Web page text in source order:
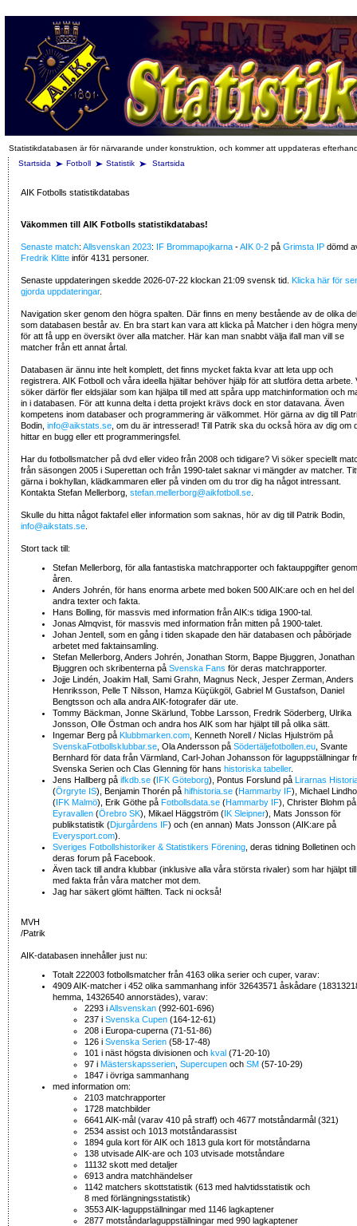
Statistikdatabasen är för närvarande under konstruktion, och kommer att uppdateras
Startsida
Fotboll Statistik Startsida
AIK Fotbolls statistikdatabas
Väkommen till AIK Fotbolls statistikdatabas!
Senaste match: Allsvenskan 2023: IF Brommapojkarna -AIK 0-2 på Grimsta IP dömd
Fredrik Klitte inför 4131 personer.
Senaste uppdateringen skedde 2026-07-22 klockan 21:09 svensk tid. Klicka här för
gjorda uppdateringar.
Navigation sker genom den högra spalten. Där finns en meny bestående av de olika
som databasen består av. En bra start kan vara att klicka på Matcher i den högra
för att få upp en översikt över alla matcher. Här kan man snabbt välja ifall man vill se
matcher från ett annat årtal.
Databasen är ännu inte helt komplett, det finns mycket fakta kvar att leta upp och
registrera. AIK Fotboll och våra ideella hjältar behöver hjälp för att slutföra detta arbete.
söker därför fler eldsjälar som kan hjälpa till med att spåra upp matchinformation och
in i databasen. För att kunna delta i detta projekt krävs dock en stor datavana. Även
kompetens inom databaser och programmering är välkommet. Hör gärna av dig till
Bodin, info@aikstats.se , om du är intresserad! Till Patrik ska du också höra av dig om
hittar en bugg eller ett programmeringsfel.
Har du fotbollsmatcher på dvd eller video från 2008 och tidigare? Vi söker speciellt
från säsongen 2005 i Superettan och från 1990-talet saknar vi mängder av matcher.
gärna i bokhyllan, klädkammaren eller på vinden om du tror dig ha något intressant.
Kontakta Stefan Mellerborg, stefan.mellerborg@aikfotboll.se
Skulle du hitta något faktafel eller information som saknas, hör av dig till Patrik Bodin,
info@aikstats.se
Stort tack till:
Stefan Mellerborg, för alla fantastiska matchrapporter och faktauppgifter genom
åren.
Anders Johrén, för hans enorma arbete med boken 500 AIK:are och en hel del
andra texter och fakta.
Hans Bolling, för massvis med information från AIK:s tidiga 1900-tal.
Jonas Almqvist, för massvis med information från mitten på 1900-talet.
Johan Jentell, som en gång i tiden skapade den här databasen och påbörjade
arbetet med faktainsamling.
Stefan Mellerborg, Anders Johrén, Jonathan Storm, Bappe Bjuggren, Jonathan
Bjuggren och skribenterna på Svenska Fans för deras matchrapporter.
Jojje Lindén, Joakim Hall, Sami Grahn, Magnus Neck, Jesper Zerman, Anders
Henriksson, Pelle T Nilsson, Hamza Küçükgöl, Gabriel M Gustafson, Daniel
Bengtsson och alla andra AIK-fotografer där ute.
Tommy Bäckman, Jonne Skärlund, Tobbe Larsson, Fredrik Söderberg, Ulrika
Jonsson, Olle Östman och andra hos AIK som har hjälpt till på olika sätt.
Ingemar Berg på Klubbmarken.com , Kenneth Norell / Niclas Hjulström på
SvenskaFotbollsklubbar.se , Ola Andersson på Södertäljefotbollen.eu , Svante
Bernhard för data från Värmland, Carl-Johan Johansson för laguppställningar
Svenska Serien och Clas Glenning för hans historiska tabeller.
Jens Hallberg på ifkdb.se (IFK Göteborg), Pontus Forslund på Lirarnas
(Örgryte IS), Benjamin Thorén på hifhistoria.se (Hammarby IF), Michael
(IFK Malmö), Erik Göthe på Fotbollsdata.se (Hammarby IF), Christer Blohm på
Eyravallen (Örebro SK), Mikael Häggström (IK Sleipner), Mats Jonsson för
publikstatistik (Djurgårdens IF) och (en annan) Mats Jonsson (AIK:are på
Everysport.com).
Sveriges Fotbollshistoriker & Statistikers Förening , deras tidning Bolletinen och
deras forum på Facebook.
Även tack till andra klubbar (inklusive alla våra största rivaler) som har hjälpt till
med fakta från våra matcher mot dem.
Jag har säkert glömt hälften. Tack ni också!
MVH
/Patrik
AIK-databasen innehåller just nu:
Totalt 222003 fotbollsmatcher från 4163 olika serier och cuper, varav:
4909 AIK-matcher i 452 olika sammanhang inför 32643571 åskådare
hemma, 14326540 annorstädes), varav:
2293 iAllsvenskan (992-601-696)
237 i Svenska Cupen (164-12-61)
208 i Europa-cuperna (71-51-86)
126 i Svenska Serien (58-17-48)
101 i näst högsta divisionen och kval (71-20-10)
97 i Mästerskapsserien Supercupen och SM (57-10-29)
1847 i övriga sammanhang
med information om:
2103 matchrapporter
1728 matchbilder
6641 AIK-mål (varav 410 på straff) och 4677 motståndarmål (321)
2534 assist och 1013 motståndarassist
1894 gula kort för AIK och 1813 gula kort för motståndarna
138 utvisade AIK-are och 103 utvisade motståndare
11132 skott med detaljer
6913 andra matchhändelser
1142 matchers skottstatistik (613 med halvtidsstatistik och
8 med förlängningsstatistik)
3553 AIK-laguppställningar med 1146 lagkaptener
2877 motståndarlaguppställningar med 990 lagkaptener